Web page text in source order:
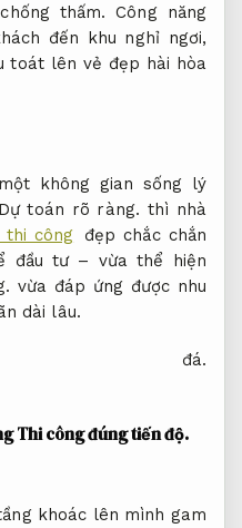
thấm. Công năng
đến khu nghỉ ngơi,
toát lên vẻ đẹp hài hòa
không gian sống lý
Dự toán rõ ràng. thì nhà
thi công
đẹp chắc chắn
đầu tư – vừa thể hiện
vừa đáp ứng được nhu
dài lâu.
đá.
Thi công đúng tiến độ.
khoác lên mình gam